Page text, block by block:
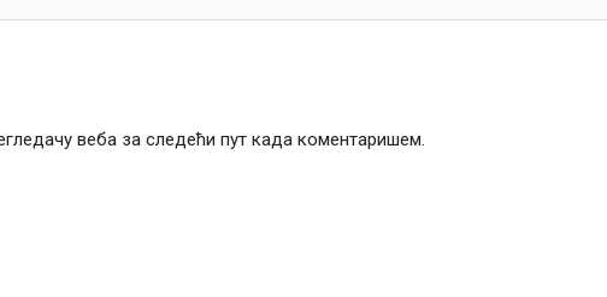
веба за следећи пут када коментаришем.